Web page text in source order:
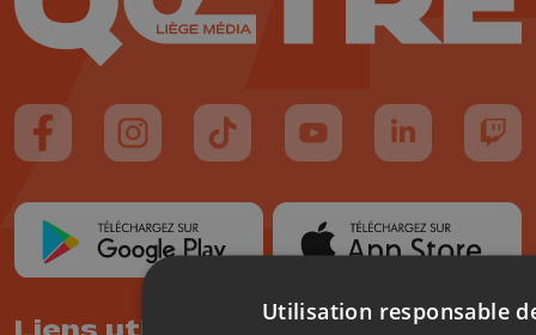
Suivez-nous sur FaceBook
Suivez-nous sur Instagram
Suivez-nous sur TikTok
Suivez-nous sur YouTube
Suivez-nous
Utilisation responsable